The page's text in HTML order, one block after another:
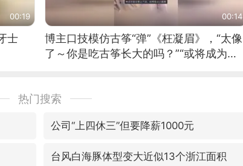
00:19
士
00:14
博主口技模仿古筝“弹”《枉凝眉》，“太像
了～你是吃古筝长大的吗？”“或将成为首
热门搜索
公司“上四休三”但要降薪1000元
台风白海豚体型变大近似13个浙江面积